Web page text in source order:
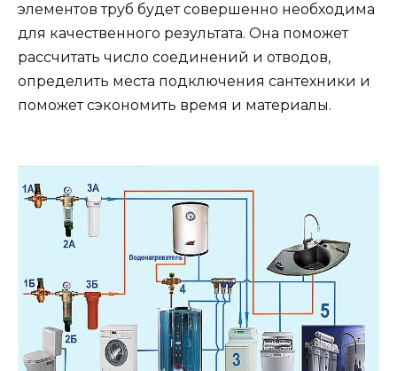
элементов труб будет совершенно необходима
для качественного результата. Она поможет
рассчитать число соединений и отводов,
определить места подключения сантехники и
поможет сэкономить время и материалы.